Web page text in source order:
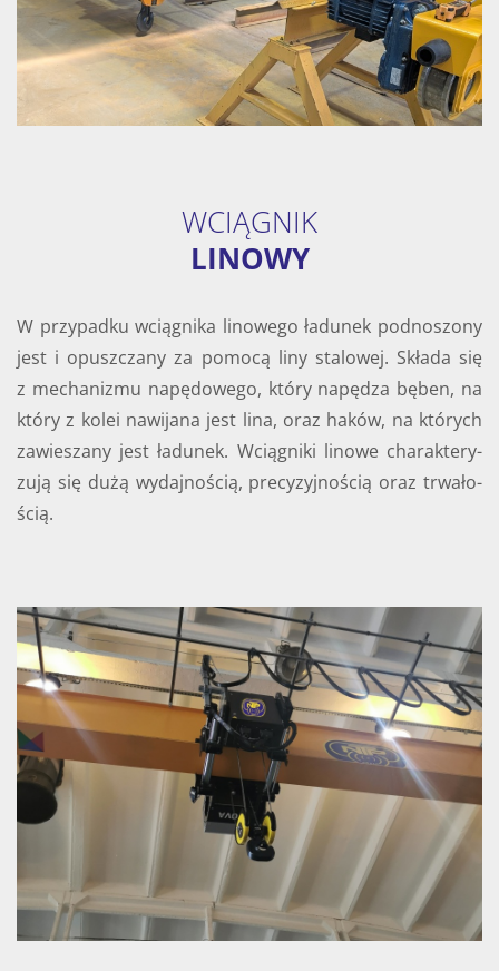
WCIĄGNIK
LINOWY
W przy­pad­ku wcią­gni­ka li­no­we­go ła­du­nek pod­no­szo­ny
jest i opusz­cza­ny za po­mo­cą liny sta­lo­wej. Skła­da się
z me­cha­ni­zmu na­pę­do­we­go, który na­pę­dza bęben, na
który z kolei na­wi­ja­na jest lina, oraz haków, na któ­rych
za­wie­sza­ny jest ła­du­nek. Wcią­gni­ki li­no­we cha­rak­te­ry­
zu­ją się dużą wy­daj­no­ścią, pre­cy­zyj­no­ścią oraz trwa­ło­
ścią.